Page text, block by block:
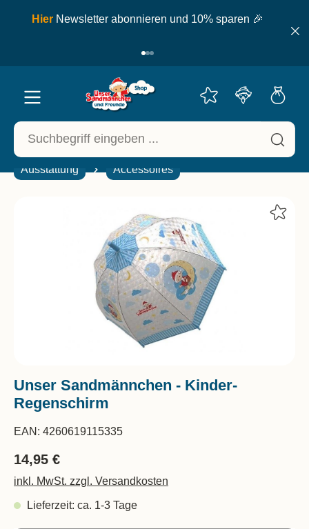
springen
Hier Newsletter abonnieren und 10% sparen 🎉
Ausstattung Accessoires
Unser Sandmännchen - Kinder-
Regenschirm
EAN: 4260619115335
14,95 €
inkl. MwSt. zzgl. Versandkosten
Lieferzeit: ca. 1-3 Tage